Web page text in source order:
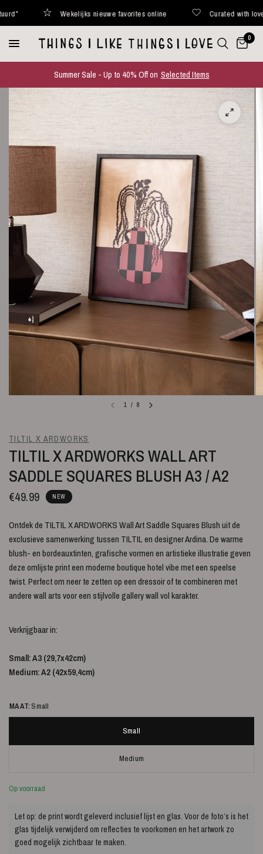
Wekelijks nieuwe favorites online Curated with love
0
Summer Sale - Up to 40% Off on Selected Items
1 / 8
TILTIL X ARDWORKS
TILTIL X ARDWORKS WALL ART
SADDLE SQUARES BLUSH A3 / A2
€49.99 NEW
Ontdek de TILTIL X ARDWORKS Wall Art Saddle Squares Blush uit de
exclusieve samenwerking tussen TILTIL en designer Ardina. De warme
blush- en bordeauxtinten, grafische vormen en artistieke illustratie geven
deze omlijste print een moderne boutique hotel vibe met een speelse
twist. Perfect om neer te zetten op een dressoir of te combineren met
andere wall arts voor een stijlvolle gallery wall vol karakter.
Verkrijgbaar in:
Small: A3 (29,7x42cm)
Medium: A2 (42x59,4cm)
MAAT: Small
Small
Medium
Op voorraad
Let op: de print wordt geleverd inclusief lijst en glas. Voor de foto’s is het
glas tijdelijk verwijderd om reflecties te voorkomen en het artwork zo
goed mogelijk zichtbaar te maken.